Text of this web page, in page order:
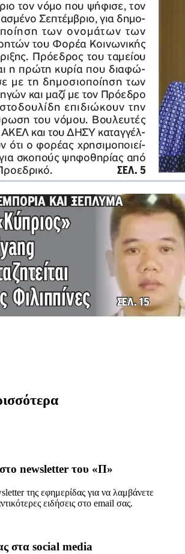
newsletter του «Π»
της εφημερίδας για να λαμβάνετε
ειδήσεις στο email σας.
στα social media